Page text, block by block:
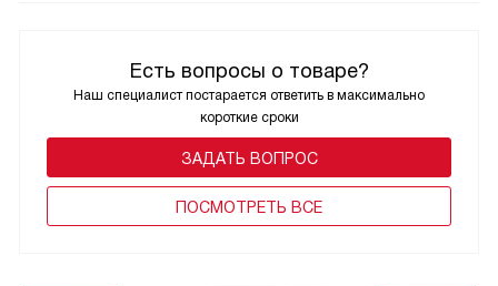
Есть вопросы о товаре?
Наш специалист постарается ответить в максимально
короткие сроки
ЗАДАТЬ ВОПРОС
ПОCМОТРЕТЬ ВСЕ